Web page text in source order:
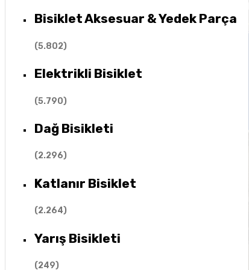
Bisiklet Aksesuar & Yedek Parça
(5.802)
Elektrikli Bisiklet
(5.790)
Dağ Bisikleti
(2.296)
Katlanır Bisiklet
(2.264)
Yarış Bisikleti
(249)